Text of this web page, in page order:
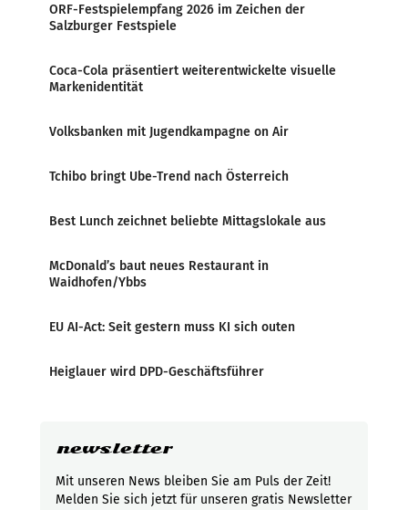
ORF-Festspielempfang 2026 im Zeichen der
Salzburger Festspiele
Coca-Cola präsentiert weiterentwickelte visuelle
Markenidentität
Volksbanken mit Jugendkampagne on Air
Tchibo bringt Ube-Trend nach Österreich
Best Lunch zeichnet beliebte Mittagslokale aus
McDonald’s baut neues Restaurant in
Waidhofen/Ybbs
EU AI-Act: Seit gestern muss KI sich outen
Heiglauer wird DPD-Geschäftsführer
newsletter
Mit unseren News bleiben Sie am Puls der Zeit!
Melden Sie sich jetzt für unseren gratis Newsletter